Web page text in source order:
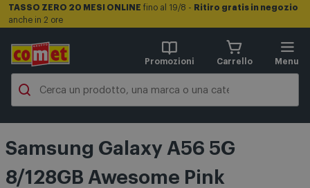
TASSO ZERO 20 MESI ONLINE fino al 19/8 - Ritiro gratis in negozio
anche in 2 ore
Promozioni Carrello Menu
Samsung Galaxy A56 5G
8/128GB Awesome Pink